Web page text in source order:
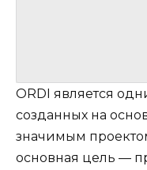
ORDI является
созданных на
значимым
основная цель —